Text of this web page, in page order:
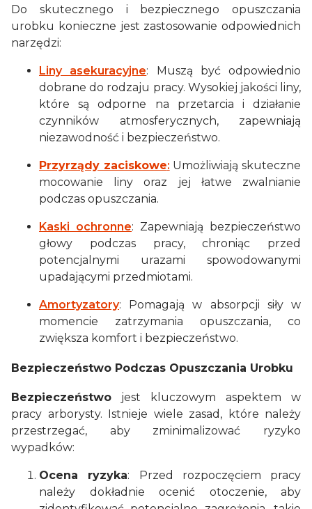
Do skutecznego i bezpiecznego opuszczania
urobku konieczne jest zastosowanie odpowiednich
narzędzi:
Liny asekuracyjne: Muszą być odpowiednio
dobrane do rodzaju pracy. Wysokiej jakości liny,
które są odporne na przetarcia i działanie
czynników atmosferycznych, zapewniają
niezawodność i bezpieczeństwo.
Przyrządy zaciskowe: Umożliwiają skuteczne
mocowanie liny oraz jej łatwe zwalnianie
podczas opuszczania.
Kaski ochronne: Zapewniają bezpieczeństwo
głowy podczas pracy, chroniąc przed
potencjalnymi urazami spowodowanymi
upadającymi przedmiotami.
Amortyzatory: Pomagają w absorpcji siły w
momencie zatrzymania opuszczania, co
zwiększa komfort i bezpieczeństwo.
Bezpieczeństwo Podczas Opuszczania Urobku
Bezpieczeństwo jest kluczowym aspektem w
pracy arborysty. Istnieje wiele zasad, które należy
przestrzegać, aby zminimalizować ryzyko
wypadków:
Ocena ryzyka: Przed rozpoczęciem pracy
należy dokładnie ocenić otoczenie, aby